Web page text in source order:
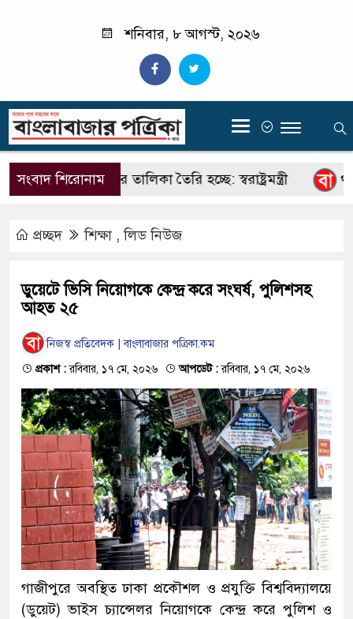
শনিবার, ৮ আগস্ট, ২০২৬
‍
সংবাদ শিরোনাম
মাদক কারবারিদের তালিকা তৈরি হচ্ছে: স্বরাষ্ট্রমন্ত্রী
প্রচ্ছদ শিক্ষা ,লিড নিউজ
ডুয়েটে ভিসি নিয়োগকে কেন্দ্র করে সংঘর্ষ, পুলিশসহ
আহত ২৫
নিজস্ব প্রতিবেদক | বাংলাবাজার পত্রিকা.কম
প্রকাশ :রবিবার, ১৭ মে, ২০২৬ আপডেট :রবিবার, ১৭ মে, ২০২৬
গাজীপুরে অবস্থিত ঢাকা প্রকৌশল ও প্রযুক্তি বিশ্ববিদ্যালয়ে
(ডুয়েট) ভাইস চ্যান্সেলর নিয়োগকে কেন্দ্র করে পুলিশ ও